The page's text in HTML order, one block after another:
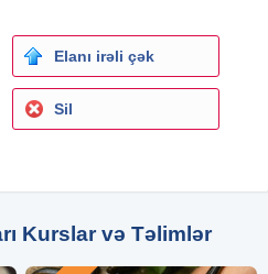
öyrənəcəyinə zəmanət
2 dəfə, aylıq ödəniş 250azn
ilə biz təmin edəcəyik
Elanı irəli çək
Sil
Kurslar və Təlimlər